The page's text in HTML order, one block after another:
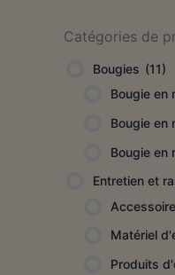
Catégories de
Bougies (11)
Bougie en
Bougie en
Bougie en
Entretien et
Matériel
Produits